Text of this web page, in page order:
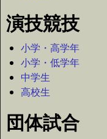
演技競技
小学・高学年
小学・低学年
中学生
高校生
団体試合